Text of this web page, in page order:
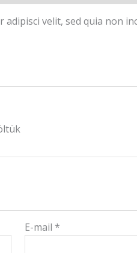
velit, sed quia non
E-mail *